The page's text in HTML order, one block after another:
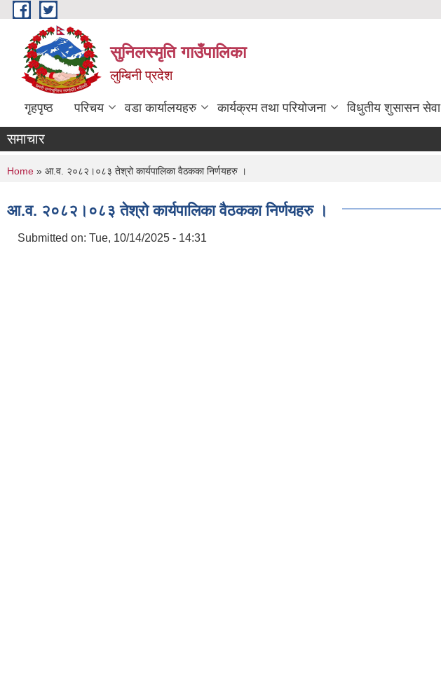
Skip to main content
सुनिलस्मृति गाउँपालिका
लुम्बिनी प्रदेश
गृहपृष्ठ परिचय वडा कार्यालयहरु कार्यक्रम तथा परियोजना विधुतीय शुसासन सेवा
समाचार
You are here
Home » आ.व. २०८२।०८३ तेश्रो कार्यपालिका वैठकका निर्णयहरु ।
आ.व. २०८२।०८३ तेश्रो कार्यपालिका वैठकका निर्णयहरु ।
Submitted on: Tue, 10/14/2025 - 14:31